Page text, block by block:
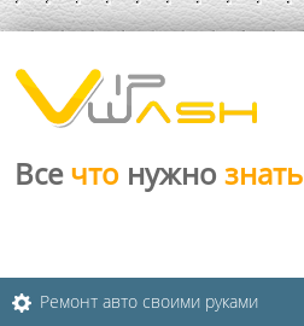
Все что нужно знать
Ремонт авто своими руками